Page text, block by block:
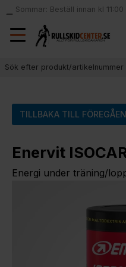
Meny
local_shipping
Sommar: Beställ innan kl
samma dag
TILLBAKA TILL
Enervit
Energi under träning/